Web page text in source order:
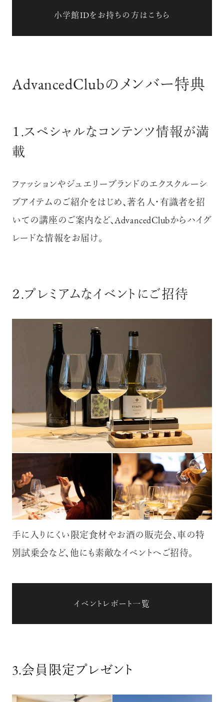
小学館IDをお持ちの方はこちら
AdvancedClubのメンバー特典
１.スペシャルなコンテンツ情報が満
載
ファッションやジュエリーブランドのエクスクルーシ
ブアイテムのご紹介をはじめ、著名人・有識者を招
いての講座のご案内など、AdvancedClubからハイグ
レードな情報をお届け。
２.プレミアムなイベントにご招待
手に入りにくい限定食材やお酒の販売会、車の特
別試乗会など、他にも素敵なイベントへご招待。
イベントレポート一覧
3.会員限定プレゼント